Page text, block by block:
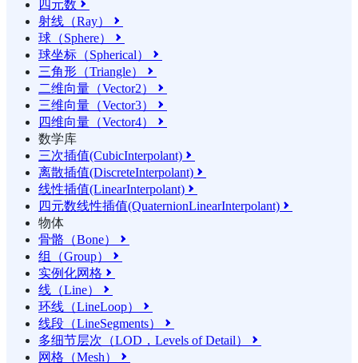
四元数 
射线（Ray） 
球（Sphere） 
球坐标（Spherical） 
三角形（Triangle） 
二维向量（Vector2） 
三维向量（Vector3） 
四维向量（Vector4） 
数学库
三次插值(CubicInterpolant) 
离散插值(DiscreteInterpolant) 
线性插值(LinearInterpolant) 
四元数线性插值(QuaternionLinearInterpolant) 
物体
骨骼（Bone）

组（Group） 
实例化网格 
线（Line） 
环线（LineLoop） 
线段（LineSegments） 
多细节层次（LOD，Levels of Detail） 
网格（Mesh） 